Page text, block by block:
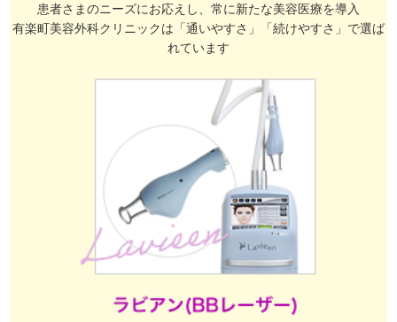
患者さまのニーズにお応えし、常に新たな美容医療を導入
有楽町美容外科クリニックは「通いやすさ」「続けやすさ」で選ば
れています